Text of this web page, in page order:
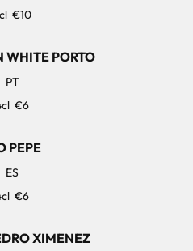
€10
WHITE PORTO
PT
€6
PEPE
ES
€6
XIMENEZ